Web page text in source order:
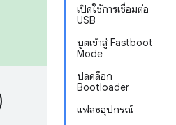
เปิดใช้การเชื่อมต่อ
USB
บูตเข้าสู่ Fastboot
Mode
ปลดล็อก
Bootloader
แฟลชอุปกรณ์